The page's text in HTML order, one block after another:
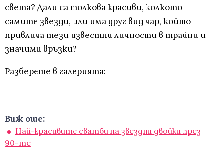
света? Дали са толкова красиви, колкото
самите звезди, или има друг вид чар, който
привлича тези известни личности в трайни и
значими връзки?
Разберете в галерията:
Виж още:
Най-красивите сватби на звездни двойки през
90-те